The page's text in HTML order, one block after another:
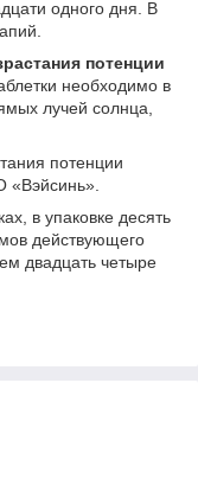
одного дня. В
потенции
необходимо в
лучей солнца,
потенции
«Вэйсинь».
в упаковке десять
действующего
двадцать четыре